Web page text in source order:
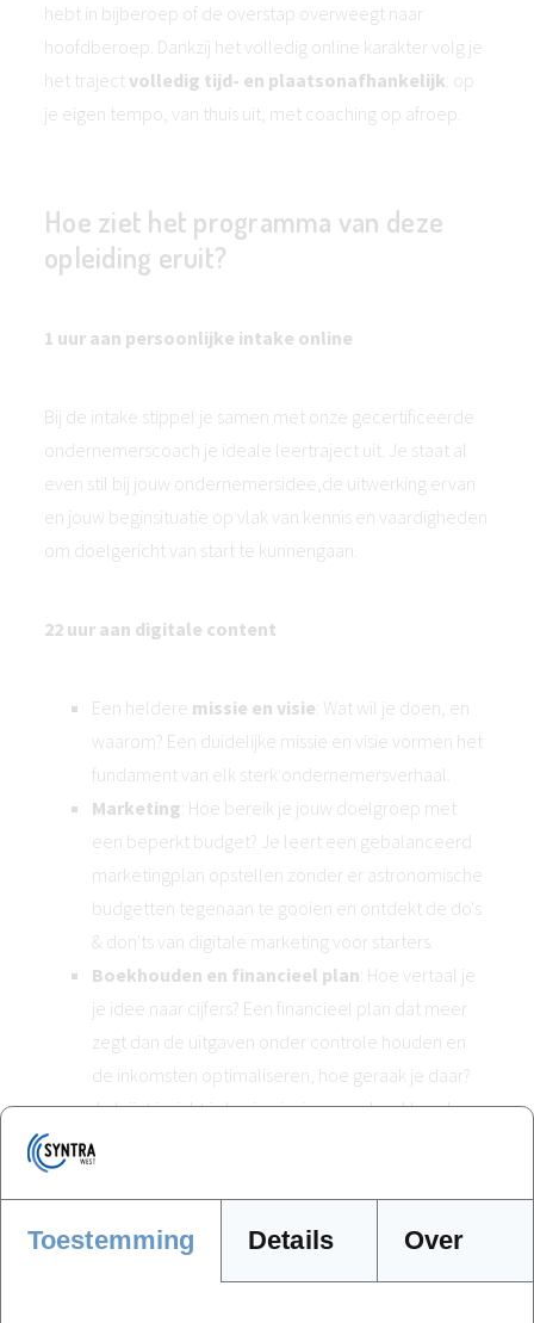
Toestemming Details Over
hebt in bijberoep of de overstap overweegt naar
hoofdberoep. Dankzij het volledig online karakter volg je
het traject volledig tijd- en plaatsonafhankelijk: op
je eigen tempo, van thuis uit, met coaching op afroep.
Hoe ziet het programma van deze
opleiding eruit?
1 uur aan persoonlijke intake online
Bij de intake stippel je samen met onze gecertificeerde
ondernemerscoach je ideale leertraject uit. Je staat al
even stil bij jouw ondernemersidee,de uitwerking ervan
en jouw beginsituatie op vlak van kennis en vaardigheden
om doelgericht van start te kunnengaan.
22 uur aan digitale content
Een heldere missie en visie: Wat wil je doen, en
waarom? Een duidelijke missie en visie vormen het
fundament van elk sterk ondernemersverhaal.
Marketing: Hoe bereik je jouw doelgroep met
een beperkt budget? Je leert een gebalanceerd
marketingplan opstellen zonder er astronomische
budgetten tegenaan te gooien en ontdekt de do's
& don'ts van digitale marketing voor starters.
Boekhouden en financieel plan: Hoe vertaal je
je idee naar cijfers? Een financieel plan dat meer
zegt dan de uitgaven onder controle houden en
de inkomsten optimaliseren, hoe geraak je daar?
Je krijgt inzicht in basisprincipes van boekhouden
en leert hoe je voorbereid in gesprek gaat met een
idee/toekomstige zaak krachtig presenteert.
Meteen goed van start: over het kiezen van de